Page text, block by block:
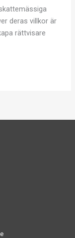
deras villkor är
rättvisare